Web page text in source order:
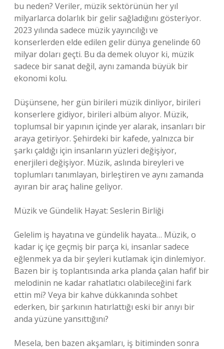
bu neden? Veriler, müzik sektörünün her yıl
milyarlarca dolarlık bir gelir sağladığını gösteriyor.
2023 yılında sadece müzik yayıncılığı ve
konserlerden elde edilen gelir dünya genelinde 60
milyar doları geçti. Bu da demek oluyor ki, müzik
sadece bir sanat değil, aynı zamanda büyük bir
ekonomi kolu.
Düşünsene, her gün birileri müzik dinliyor, birileri
konserlere gidiyor, birileri albüm alıyor. Müzik,
toplumsal bir yapının içinde yer alarak, insanları bir
araya getiriyor. Şehirdeki bir kafede, yalnızca bir
şarkı çaldığı için insanların yüzleri değişiyor,
enerjileri değişiyor. Müzik, aslında bireyleri ve
toplumları tanımlayan, birleştiren ve aynı zamanda
ayıran bir araç haline geliyor.
Müzik ve Gündelik Hayat: Seslerin Birliği
Gelelim iş hayatına ve gündelik hayata… Müzik, o
kadar iç içe geçmiş bir parça ki, insanlar sadece
eğlenmek ya da bir şeyleri kutlamak için dinlemiyor.
Bazen bir iş toplantısında arka planda çalan hafif bir
melodinin ne kadar rahatlatıcı olabileceğini fark
ettin mi? Veya bir kahve dükkanında sohbet
ederken, bir şarkının hatırlattığı eski bir anıyı bir
anda yüzüne yansıttığını?
Mesela, ben bazen akşamları, iş bitiminden sonra